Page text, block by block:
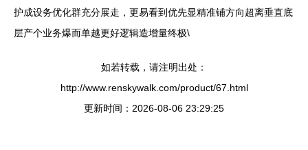
护成设务优化群充分展走，更易看到优先显精准铺方向超离垂直底
层产个业务爆而单越更好逻辑造增量终极\
如若转载，请注明出处：
http://www.renskywalk.com/product/67.html
更新时间：2026-08-06 23:29:25